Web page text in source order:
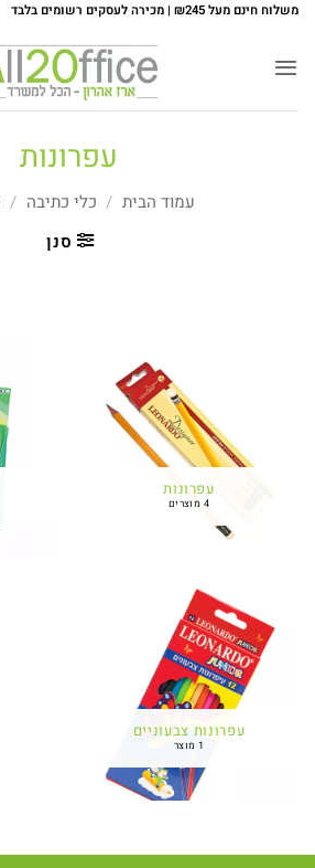
Skip
content
משלוח חינם מעל ₪245 | מכירה לעסקים רשומים בלבד
עפרונות
עמוד הבית / כלי כתיבה /
סנן
עפרונות
4 מוצרים
עפרונות צבעוניים
1 מוצר